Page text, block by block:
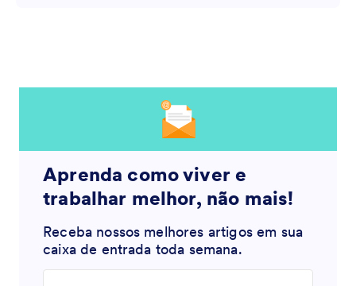
Aprenda como viver e
trabalhar melhor, não mais!
Receba nossos melhores artigos em sua
caixa de entrada toda semana.